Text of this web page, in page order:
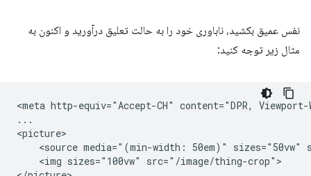
نفس عمیق بکشید، ناباوری خود را به حالت تعلیق درآورید و اکنون به
مثال زیر توجه کنید:
<meta http-equiv="Accept-CH" content="DPR,
...
<picture>
<source media="(min-width: 50em)" sizes="50vw"
    <img sizes="100vw" src="/image/thing-crop">